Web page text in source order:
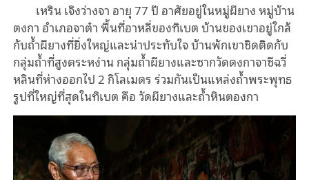
เหริน เจิงว่างจา อายุ 77 ปี อาศัยอยู่ในหมู่ผียาง หมู่บ้าน
ตงกา อำเภอจาต๋า พื้นที่อาหลี่ของทิเบต บ้านของเขาอยู่ใกล้
กับถ้ำผียางที่ยิ่งใหญ่และน่าประทับใจ บ้านพักเขาชิดติดกับ
กลุ่มถ้ำที่สูงตระหง่าน กลุ่มถ้ำผียางและซากวัดตงกาจาซีฉวี่
หลินที่ห่างออกไป 2 กิโลเมตร ร่วมกันเป็นแหล่งถ้ำพระพุทธ
รูปที่ใหญ่ที่สุดในทิเบต คือ วัดผียางและถ้ำหินตองกา